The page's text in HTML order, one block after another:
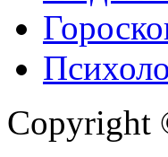
Copyright